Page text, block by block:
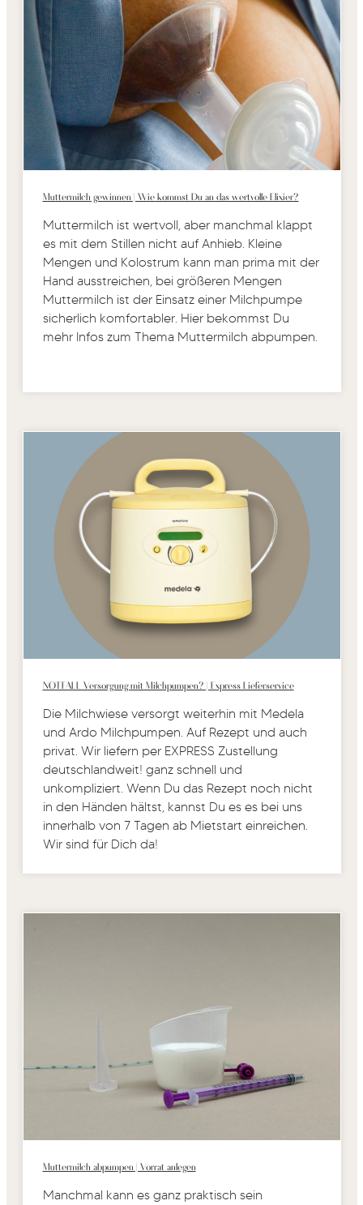
Muttermilch gewinnen | Wie kommst Du an das wertvolle Elixier?
Muttermilch ist wertvoll, aber manchmal klappt
es mit dem Stillen nicht auf Anhieb. Kleine
Mengen und Kolostrum kann man prima mit der
Hand ausstreichen, bei größeren Mengen
Muttermilch ist der Einsatz einer Milchpumpe
sicherlich komfortabler. Hier bekommst Du
mehr Infos zum Thema Muttermilch abpumpen.
NOTFALL Versorgung mit Milchpumpen? | Express Lieferservice
Die Milchwiese versorgt weiterhin mit Medela
und Ardo Milchpumpen. Auf Rezept und auch
privat. Wir liefern per EXPRESS Zustellung
deutschlandweit! ganz schnell und
unkompliziert. Wenn Du das Rezept noch nicht
in den Händen hältst, kannst Du es es bei uns
innerhalb von 7 Tagen ab Mietstart einreichen.
Wir sind für Dich da!
Muttermilch abpumpen | Vorrat anlegen
Manchmal kann es ganz praktisch sein